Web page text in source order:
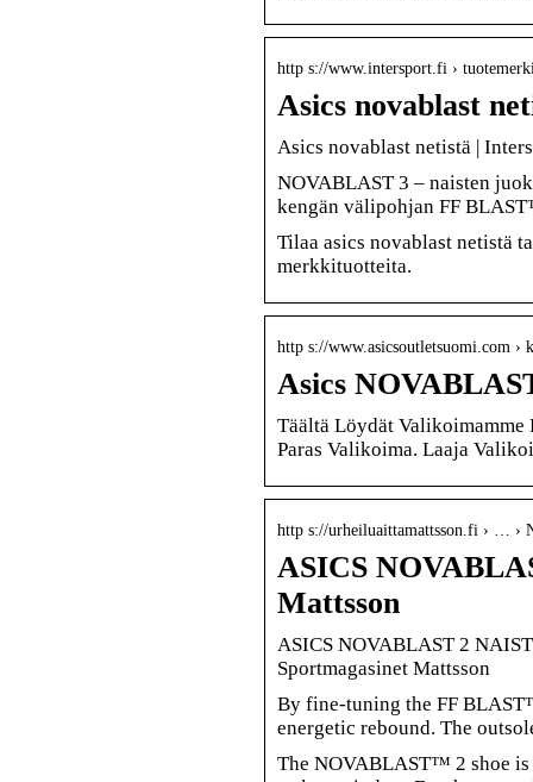
http s://www.intersport.fi ›
Asics novablast
Asics novablast netistä |
NOVABLAST 3 – naisten
kengän välipohjan FF
Tilaa asics novablast netistä
merkkituotteita.
http s://www.asicsoutletsuomi.com
Asics
Täältä Löydät
Paras Valikoima. Laaja
http s://urheiluaittamattsson.fi › … ›
ASICS
Mattsson
ASICS NOVABLAST 2
Sportmagasinet Mattsson
By fine-tuning the FF
energetic rebound. The
The NOVABLAST™ 2 shoe